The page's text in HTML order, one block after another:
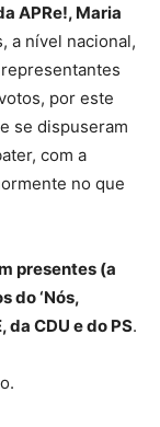
APRe!, Maria
a nível nacional,
por este
se dispuseram
com a
no que
presentes (a
do ‘Nós,
da CDU e do PS.